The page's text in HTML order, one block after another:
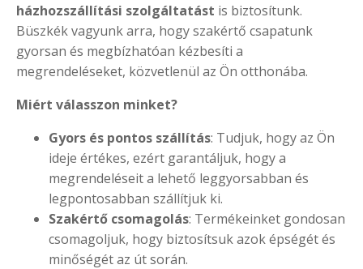
házhozszállítási szolgáltatást is biztosítunk.
Büszkék vagyunk arra, hogy szakértő csapatunk
gyorsan és megbízhatóan kézbesíti a
megrendeléseket, közvetlenül az Ön otthonába.
Miért válasszon minket?
Gyors és pontos szállítás: Tudjuk, hogy az Ön
ideje értékes, ezért garantáljuk, hogy a
megrendeléseit a lehető leggyorsabban és
legpontosabban szállítjuk ki.
Szakértő csomagolás: Termékeinket gondosan
csomagoljuk, hogy biztosítsuk azok épségét és
minőségét az út során.